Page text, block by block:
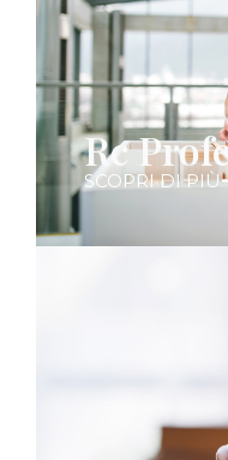
Rc
SCOPRI DI PIÙ